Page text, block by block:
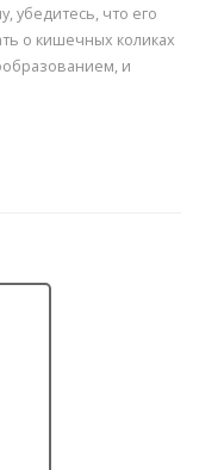
убедитесь, что его
о кишечных коликах
и